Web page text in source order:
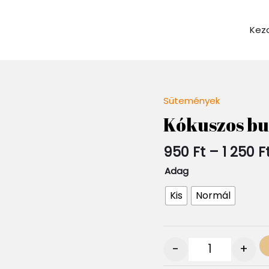
Sütemények
Kókuszos
950 Ft – 1 250
Adag
Kis Normál
Quantity
- +